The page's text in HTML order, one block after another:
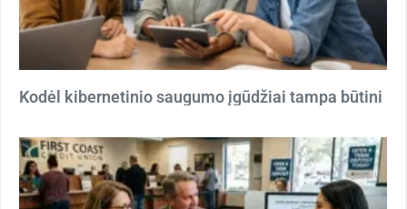
Kodėl kibernetinio saugumo įgūdžiai tampa būtini